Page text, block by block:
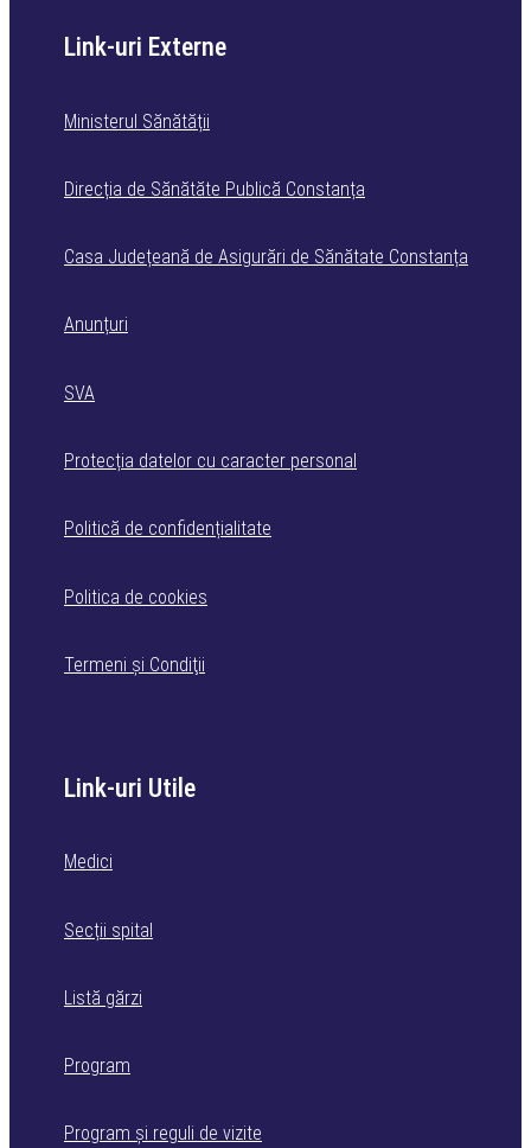
Link-uri Externe
Ministerul Sănătății
Direcția de Sănătăte Publică Constanța
Casa Județeană de Asigurări de Sănătate Constanța
Anunțuri
SVA
Protecția datelor cu caracter personal
Politică de confidențialitate
Politica de cookies
Termeni şi Condiţii
Link-uri Utile
Medici
Secții spital
Listă gărzi
Program
Program și reguli de vizite